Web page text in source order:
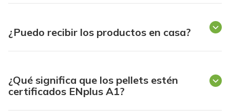
¿Puedo recibir los productos en casa?
¿Qué significa que los pellets estén
certificados ENplus A1?